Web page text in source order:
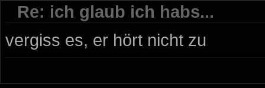
Re: ich glaub ich habs...
vergiss es, er hört nicht zu